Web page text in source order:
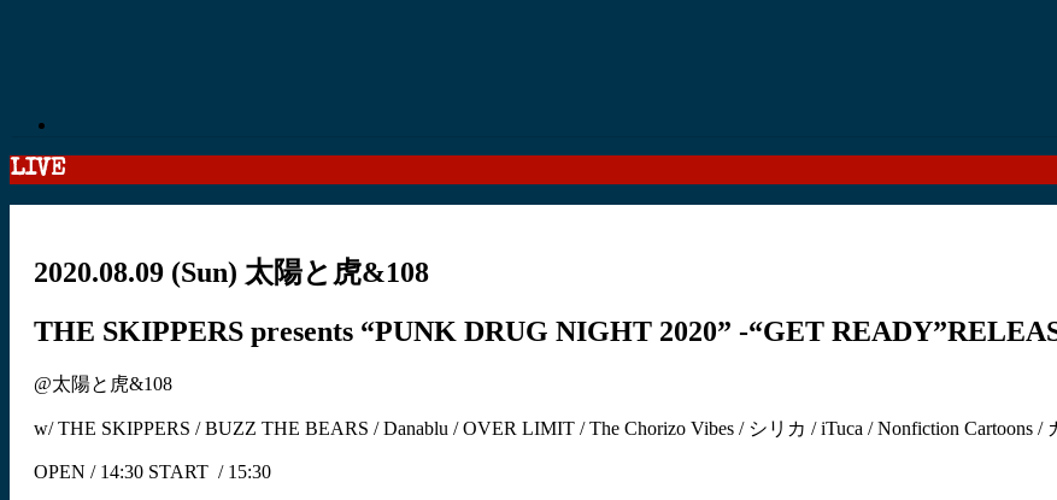
LIVE
2020.08.09 (Sun) 太陽と虎&108
THE SKIPPERS presents “PUNK DRUG NIGHT 2020” -“GET
@太陽と虎&108
w/ THE SKIPPERS / BUZZ THE BEARS / Danablu / OVER LIMIT / The Chorizo Vibes / シリカ / iTuca / Nonfiction
OPEN / 14:30 START / 15:30